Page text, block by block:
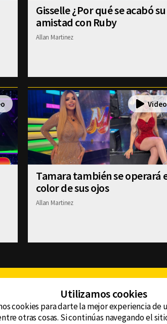
Gisselle ¿Por qué se acabó su
amistad con Ruby
Allan Martinez
Tamara también se operará
color de sus ojos
Allan Martinez
Utilizamos cookies
cookies para darte la mejor experiencia de
otras cosas. Si continúas navegando el